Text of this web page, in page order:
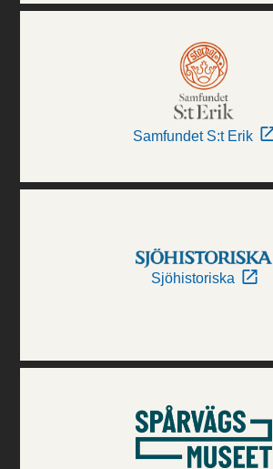
Samfundet S:t Erik
Sjöhistoriska